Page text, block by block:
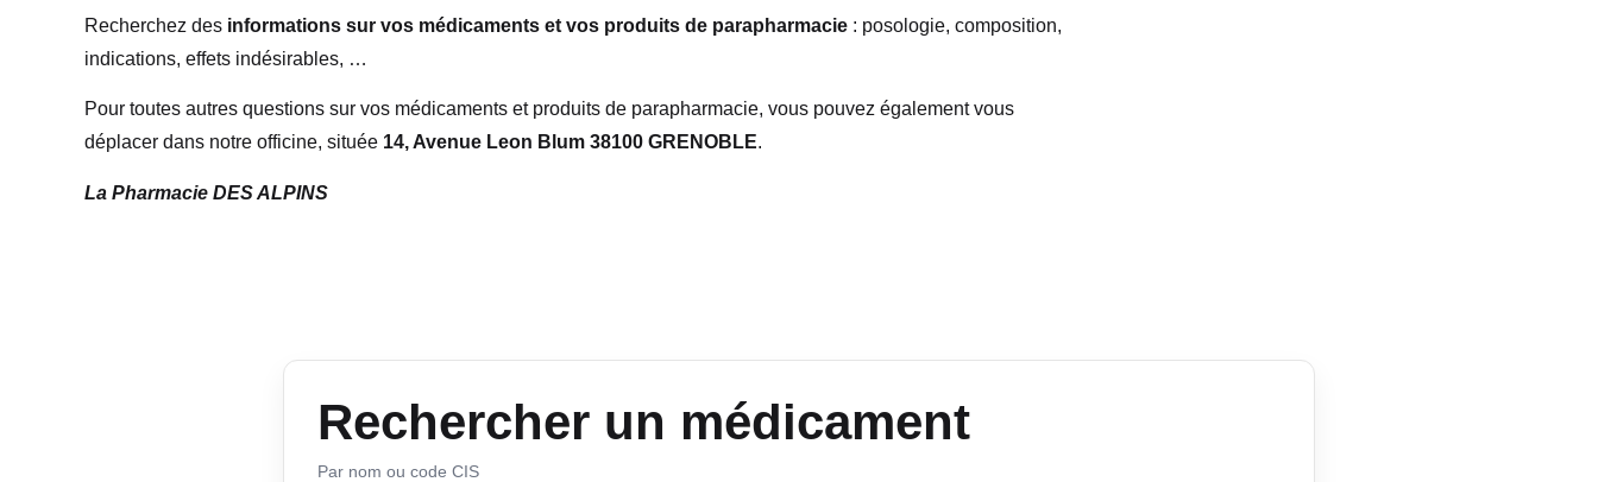
Recherchez des informations sur vos médicaments et vos produits de parapharmacie : posologie, composition,
indications, effets indésirables, …
Pour toutes autres questions sur vos médicaments et produits de parapharmacie, vous pouvez également vous
déplacer dans notre officine, située 14, Avenue Leon Blum 38100 GRENOBLE.
La Pharmacie DES ALPINS
Rechercher un médicament
Par nom ou code CIS